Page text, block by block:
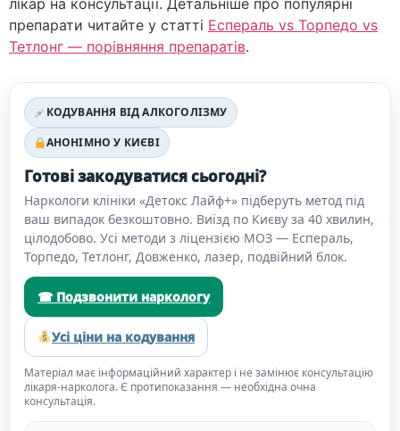
препарати читайте у статті Еспераль vs Торпедо vs
Тетлонг — порівняння препаратів.
КОДУВАННЯ ВІД АЛКОГОЛІЗМУ
АНОНІМНО У КИЄВІ
Готові закодуватися сьогодні?
Наркологи клініки «Детокс Лайф+» підберуть метод під
ваш випадок безкоштовно. Виїзд по Києву за 40 хвилин,
цілодобово. Усі методи з ліцензією МОЗ — Еспераль,
Торпедо, Тетлонг, Довженко, лазер, подвійний блок.
☎ Подзвонити наркологу
Усі ціни на кодування
Матеріал має інформаційний характер і не замінює консультацію
лікаря-нарколога. Є протипоказання — необхідна очна
консультація.